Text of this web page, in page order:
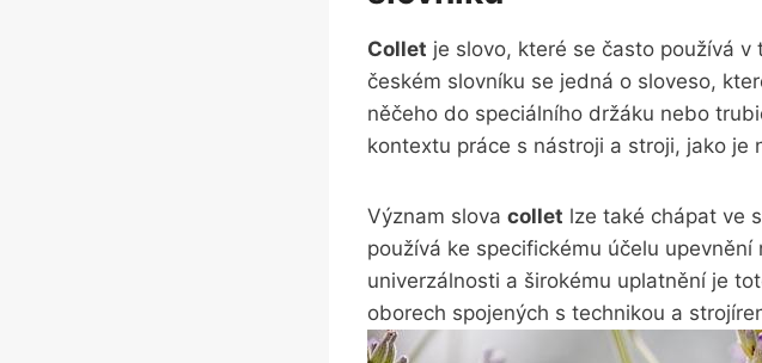
Collet je⁢ slovo, ‍které se často používá
českém‌ slovníku se jedná o sloveso,
něčeho⁢ do speciálního​ držáku nebo
kontextu práce s nástroji a stroji, jako
Význam ⁢slova collet lze také chápat ve
používá ke​ specifickému účelu
univerzálnosti a širokému uplatnění je
oborech spojených s technikou a